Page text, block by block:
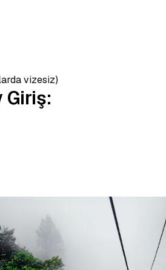
vizesiz)
Giriş: